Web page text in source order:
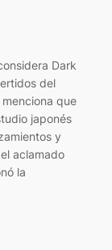
Dark
del
que
japonés
y
aclamado
la